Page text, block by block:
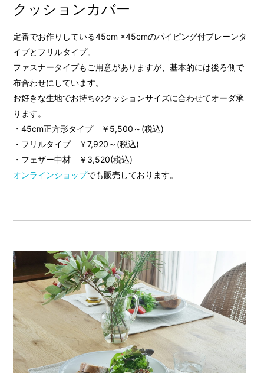
クッションカバー
定番でお作りしている45cm ×45cmのパイピング付プレーンタ
イプとフリルタイプ。
ファスナータイプもご用意がありますが、基本的には後ろ側で
布合わせにしています。
お好きな生地でお持ちのクッションサイズに合わせてオーダ承
ります。
・45cm正方形タイプ ￥5,500～(税込)
・フリルタイプ ￥7,920～(税込)
・フェザー中材 ￥3,520(税込)
オンラインショップでも販売しております。